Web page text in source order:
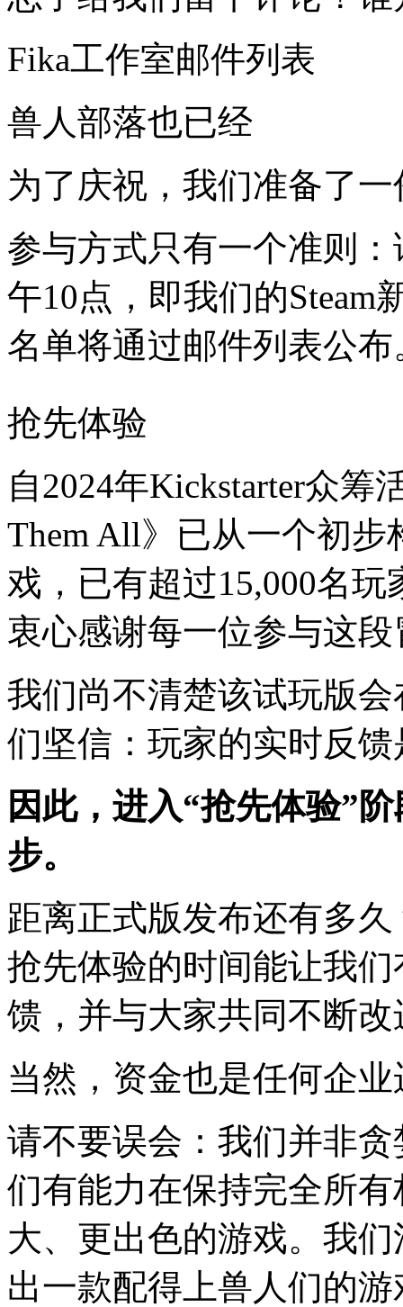
Fika工作室邮件列表
兽人部落也已经
为了庆祝，我们准备了
参与方式只有一个准则
午10点，即我们的Steam
名单将通过邮件列表公布
抢先体验
自2024年Kickstarter众筹
Them All》已从一个初
戏，已有超过15,000名
衷心感谢每一位参与这
我们尚不清楚该试玩版
们坚信：玩家的实时反
因此，进入“抢先体验”
步。
距离正式版发布还有多
抢先体验的时间能让我
馈，并与大家共同不断
当然，资金也是任何企
请不要误会：我们并非
们有能力在保持完全所
大、更出色的游戏。我
出一款配得上兽人们的游